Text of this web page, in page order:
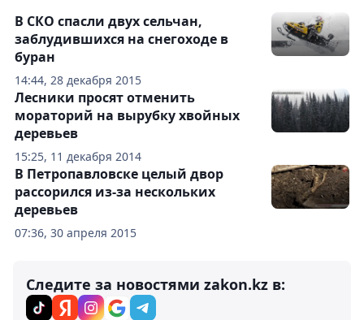
14:44, 28 декабря 2015
В СКО спасли двух сельчан,
заблудившихся на снегоходе в
буран
15:25, 11 декабря 2014
Лесники просят отменить
мораторий на вырубку хвойных
деревьев
07:36, 30 апреля 2015
В Петропавловске целый двор
рассорился из-за нескольких
деревьев
Следите за новостями zakon.kz в: